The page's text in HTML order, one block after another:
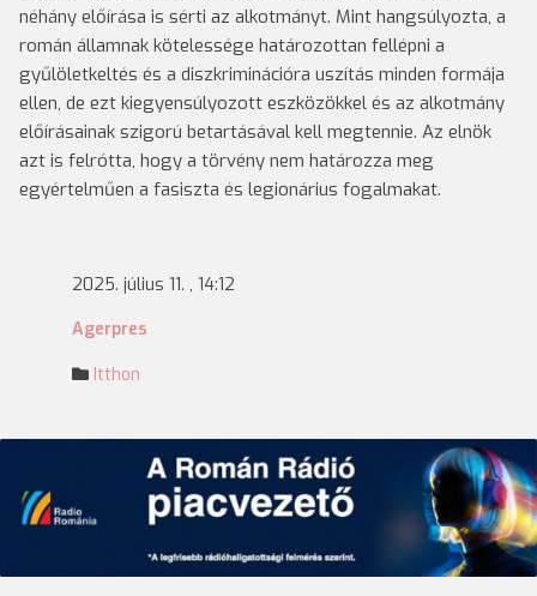
néhány előírása is sérti az alkotmányt. Mint hangsúlyozta, a
román államnak kötelessége határozottan fellépni a
gyűlöletkeltés és a diszkriminációra uszítás minden formája
ellen, de ezt kiegyensúlyozott eszközökkel és az alkotmány
előírásainak szigorú betartásával kell megtennie. Az elnök
azt is felrótta, hogy a törvény nem határozza meg
egyértelműen a fasiszta és legionárius fogalmakat.
2025. július 11. , 14:12
Agerpres
Itthon